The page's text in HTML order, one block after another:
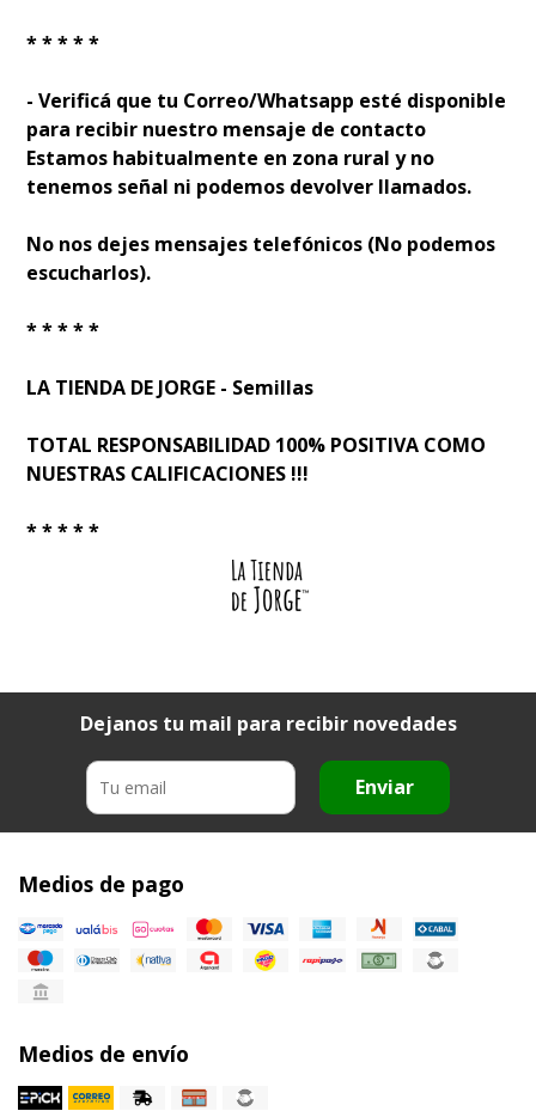
* * * * *
- Verificá que tu Correo/Whatsapp esté disponible
para recibir nuestro mensaje de contacto
Estamos habitualmente en zona rural y no
tenemos señal ni podemos devolver llamados.
No nos dejes mensajes telefónicos (No podemos
escucharlos).
* * * * *
LA TIENDA DE JORGE - Semillas
TOTAL RESPONSABILIDAD 100% POSITIVA COMO
NUESTRAS CALIFICACIONES !!!
* * * * *
Dejanos tu mail para recibir novedades
Enviar
Medios de pago
Medios de envío